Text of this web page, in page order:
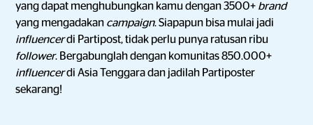
yang dapat menghubungkan kamu dengan 3500+ brand
yang mengadakan campaign. Siapapun bisa mulai jadi
influencerdi Partipost, tidak perlu punya ratusan ribu
follower. Bergabunglah dengan komunitas 850.000+
influencerdi Asia Tenggara dan jadilah Partiposter
sekarang!